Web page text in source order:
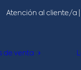
Atención al cliente/a​ |
de venta